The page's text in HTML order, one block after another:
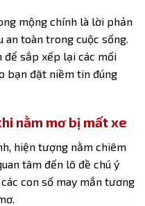
mộng chính là lời phản
an toàn trong cuộc sống.
để sắp xếp lại các mối
bạn đặt niềm tin đúng
nằm mơ bị mất xe
hiện tượng nằm chiêm
tâm đến lô đề chú ý
con số may mắn tương